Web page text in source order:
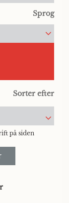
Sprog
Sorter efter
på siden